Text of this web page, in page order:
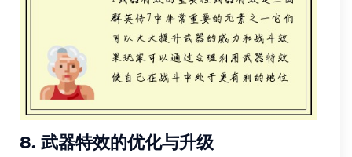
8. 武器特效的优化与升级